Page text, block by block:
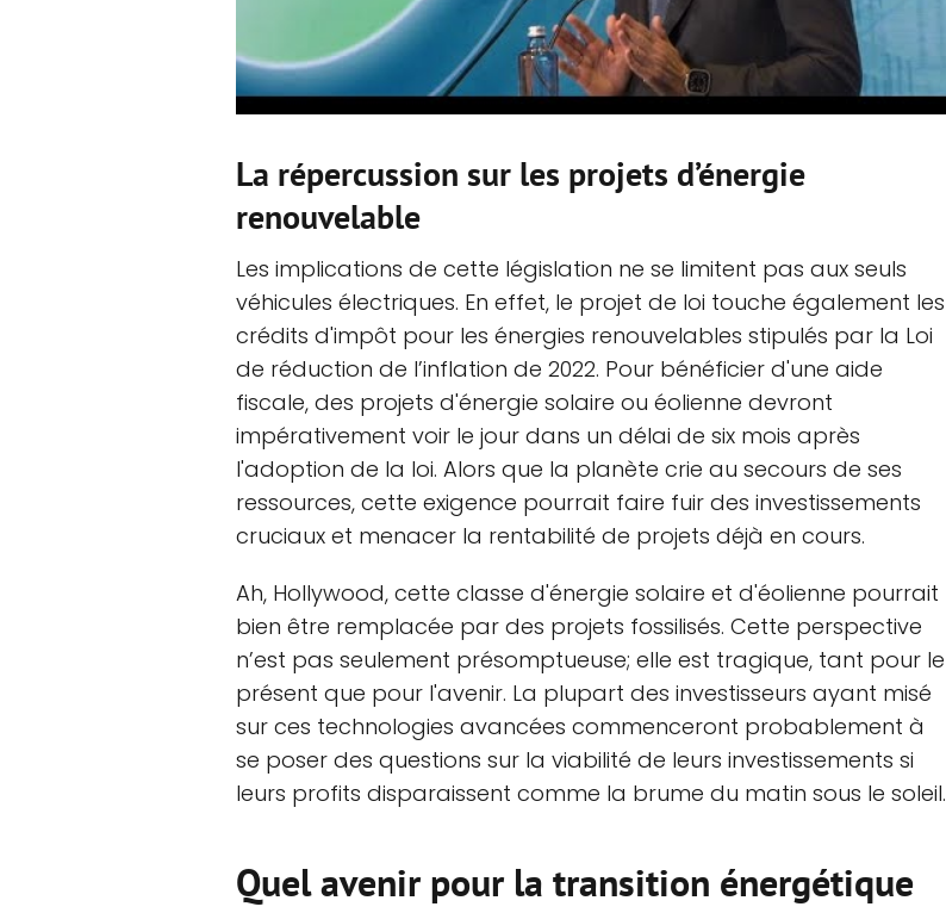
La répercussion sur les projets d’énergie
renouvelable
Les implications de cette législation ne se limitent pas aux seuls
véhicules électriques. En effet, le projet de loi touche également les
crédits d'impôt pour les énergies renouvelables stipulés par la Loi
de réduction de l’inflation de 2022. Pour bénéficier d'une aide
fiscale, des projets d'énergie solaire ou éolienne devront
impérativement voir le jour dans un délai de six mois après
l'adoption de la loi. Alors que la planète crie au secours de ses
ressources, cette exigence pourrait faire fuir des investissements
cruciaux et menacer la rentabilité de projets déjà en cours.
Ah, Hollywood, cette classe d'énergie solaire et d'éolienne pourrait
bien être remplacée par des projets fossilisés. Cette perspective
n’est pas seulement présomptueuse; elle est tragique, tant pour le
présent que pour l'avenir. La plupart des investisseurs ayant misé
sur ces technologies avancées commenceront probablement à
se poser des questions sur la viabilité de leurs investissements si
leurs profits disparaissent comme la brume du matin sous le soleil.
Quel avenir pour la transition énergétique